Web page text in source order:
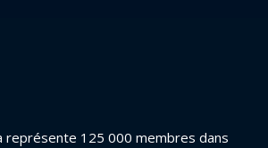
représente 125 000 membres dans